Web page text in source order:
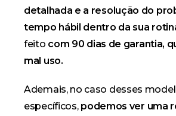
detalhada e a resolução do
tempo hábil dentro da sua
feito com 90 dias de garantia,
mal uso.
Ademais, no caso desses
específicos, podemos ver uma